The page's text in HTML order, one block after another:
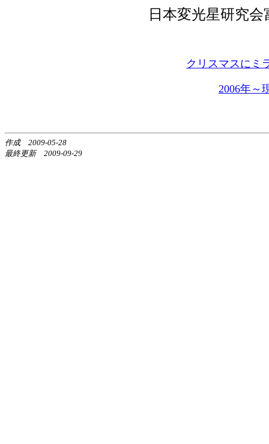
日本変光星研究
クリスマスにミ
2006年～
作成 2009-05-28
最終更新 2009-09-29